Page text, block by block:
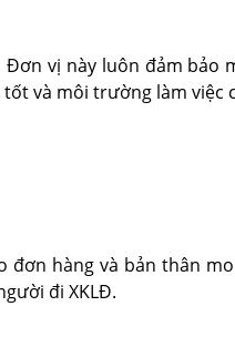
vị này luôn đảm bảo
và môi trường làm việc
hàng và bản thân
đi XKLĐ.